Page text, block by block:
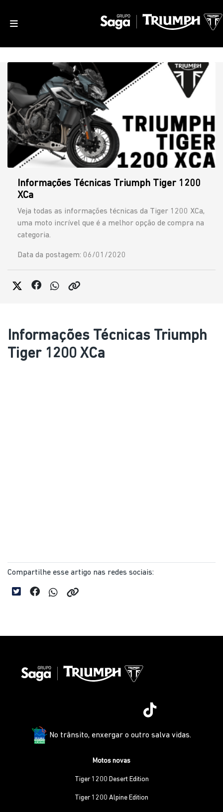
Informações Técnicas Triumph Tiger 1200
XCa
Veja todas as informações técnicas da Tiger 1200 XCa,
uma moto incrível que é a melhor opção de compra na
categoria.
Data da postagem: 06/01/2020
Informações Técnicas Triumph
Tiger 1200 XCa
Compartilhe esse artigo nas redes sociais:
No trânsito, enxergar o outro salva vidas.
Motos novas
Tiger 1200 Desert Edition
Tiger 1200 Alpine Edition